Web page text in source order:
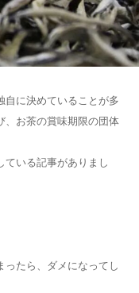
自に決めていることが多
、お茶の賞味期限の団体
ている記事がありまし
ったら、ダメになってし